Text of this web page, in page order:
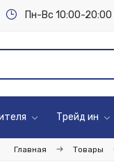
Пн-Вс 10:00-20:00
Трейд ин
Главная Товары